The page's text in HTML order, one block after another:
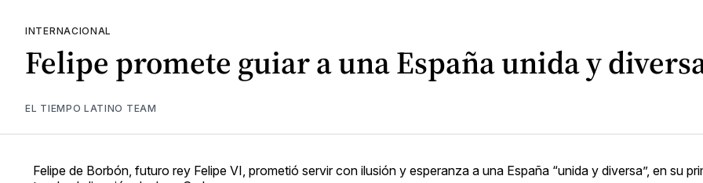
INTERNACIONAL
Felipe promete guiar a una España unida y
EL TIEMPO LATINO TEAM
Felipe de Borbón, futuro rey Felipe VI, prometió servir con ilusión y esperanza a una España “unida y diversa”, en su